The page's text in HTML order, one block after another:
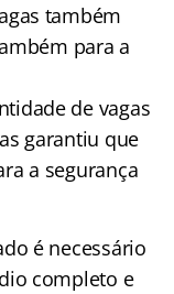
também
para a
de vagas
garantiu que
a segurança
é necessário
completo e